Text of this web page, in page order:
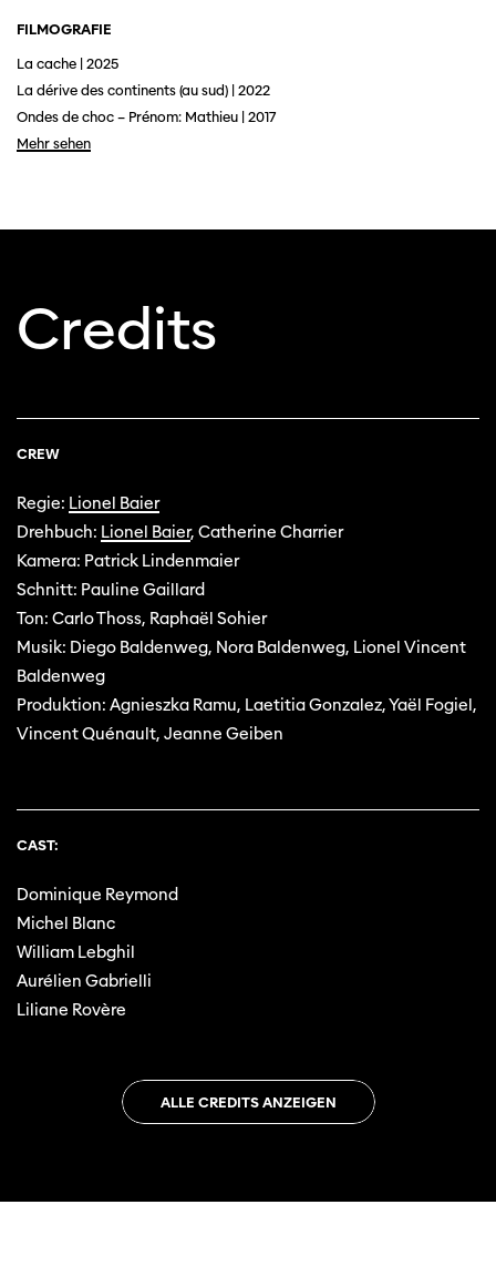
Diese Seite wird mit Internet Explorer
nicht optimal dargestellt. Bitte
FILMOGRAFIE
La cache | 2025
La dérive des continents (au sud) | 2022
Ondes de choc – Prénom: Mathieu | 2017
Mehr sehen
Credits
CREW
Regie: Lionel Baier
Drehbuch: Lionel Baier, Catherine Charrier
Kamera: Patrick Lindenmaier
Schnitt: Pauline Gaillard
Ton: Carlo Thoss, Raphaël Sohier
Musik: Diego Baldenweg, Nora Baldenweg, Lionel Vincent
Baldenweg
Produktion: Agnieszka Ramu, Laetitia Gonzalez, Yaël Fogiel,
Vincent Quénault, Jeanne Geiben
CAST:
Dominique Reymond
Michel Blanc
William Lebghil
Aurélien Gabrielli
Liliane Rovère
ALLE CREDITS ANZEIGEN